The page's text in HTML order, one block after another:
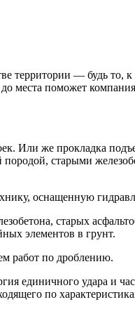
территории — будь то,
поможет компания
Или же прокладка
старыми
оснащенную
старых
элементов в грунт.
работ по дроблению.
единичного удара и
по